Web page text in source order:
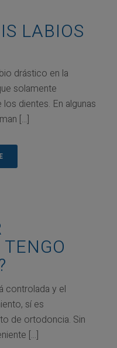
LABIOS
drástico en la
solamente
dientes. En algunas
[...]
controlada y el
sí es
de ortodoncia. Sin
[...]